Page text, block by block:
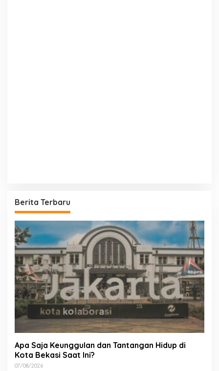
Berita Terbaru
Apa Saja Keunggulan dan Tantangan Hidup di
Kota Bekasi Saat Ini?
07/08/2026